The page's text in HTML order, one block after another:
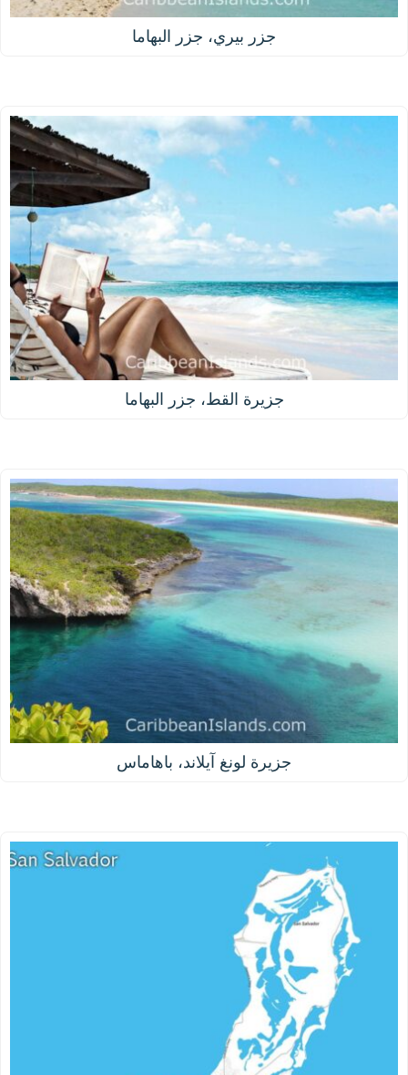
جزر بيري، جزر البهاما
جزيرة القط، جزر البهاما
جزيرة لونغ آيلاند، باهاماس